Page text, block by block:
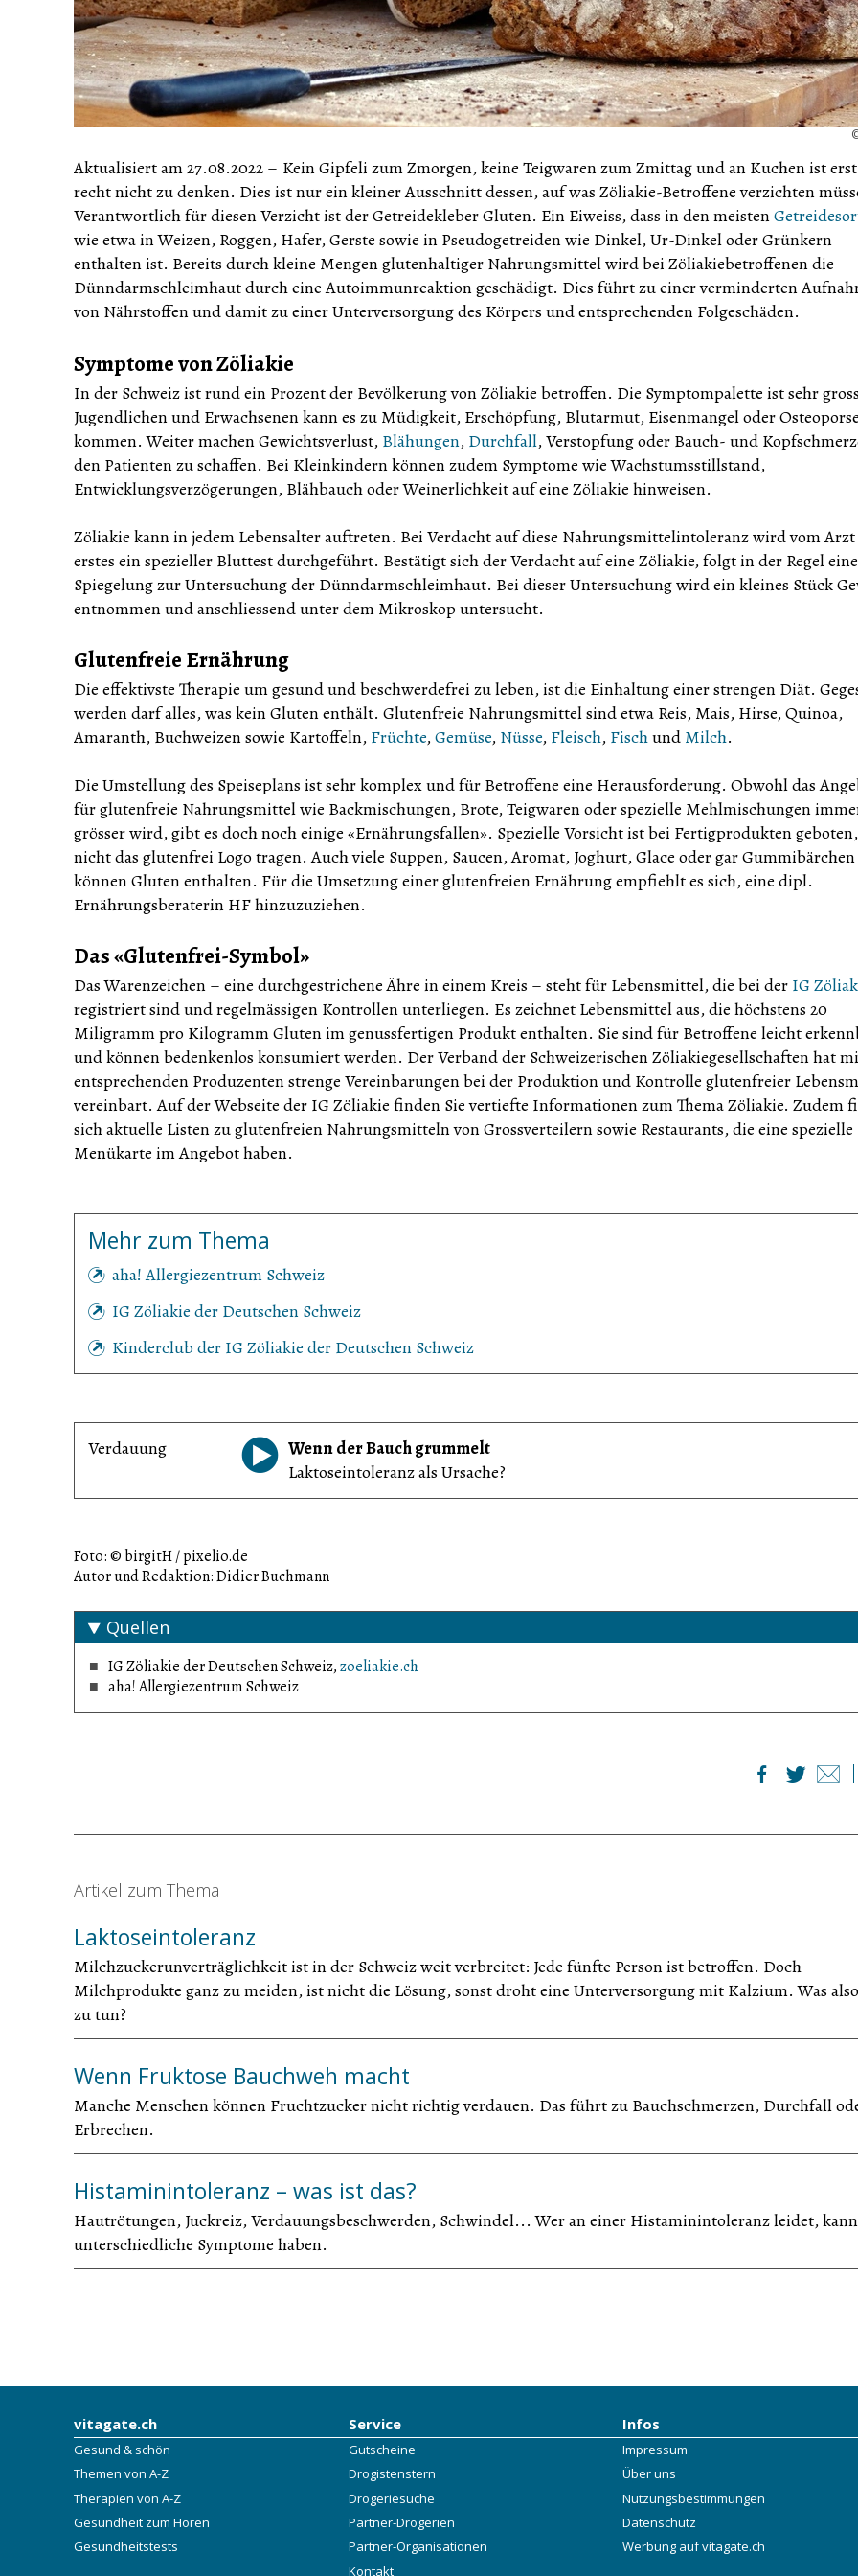
Aktualisiert am 27.08.2022 – Kein Gipfeli zum Zmorgen, keine Teigwaren zum Zmittag und an Kuchen ist erst
recht nicht zu denken. Dies ist nur ein kleiner Ausschnitt dessen, auf was Zöliakie-Betroffene verzichten
Verantwortlich für diesen Verzicht ist der Getreidekleber Gluten. Ein Eiweiss, dass in den meisten
wie etwa in Weizen, Roggen, Hafer, Gerste sowie in Pseudogetreiden wie Dinkel, Ur-Dinkel oder Grünkern
enthalten ist. Bereits durch kleine Mengen glutenhaltiger Nahrungsmittel wird bei Zöliakiebetroffenen die
Dünndarmschleimhaut durch eine Autoimmunreaktion geschädigt. Dies führt zu einer verminderten
von Nährstoffen und damit zu einer Unterversorgung des Körpers und entsprechenden Folgeschäden.
Symptome von Zöliakie
In der Schweiz ist rund ein Prozent der Bevölkerung von Zöliakie betroffen. Die Symptompalette ist sehr
Jugendlichen und Erwachsenen kann es zu Müdigkeit, Erschöpfung, Blutarmut, Eisenmangel oder Osteoporse
kommen. Weiter machen Gewichtsverlust, Blähungen, Durchfall, Verstopfung oder Bauch- und
den Patienten zu schaffen. Bei Kleinkindern können zudem Symptome wie Wachstumsstillstand,
Entwicklungsverzögerungen, Blähbauch oder Weinerlichkeit auf eine Zöliakie hinweisen.
Zöliakie kann in jedem Lebensalter auftreten. Bei Verdacht auf diese Nahrungsmittelintoleranz wird vom Arzt
erstes ein spezieller Bluttest durchgeführt. Bestätigt sich der Verdacht auf eine Zöliakie, folgt in der Regel eine
Spiegelung zur Untersuchung der Dünndarmschleimhaut. Bei dieser Untersuchung wird ein kleines Stück
entnommen und anschliessend unter dem Mikroskop untersucht.
Glutenfreie Ernährung
Die effektivste Therapie um gesund und beschwerdefrei zu leben, ist die Einhaltung einer strengen Diät.
werden darf alles, was kein Gluten enthält. Glutenfreie Nahrungsmittel sind etwa Reis, Mais, Hirse, Quinoa,
Amaranth, Buchweizen sowie Kartoffeln, Früchte,Gemüse, Nüsse, Fleisch, Fischund Milch.
Die Umstellung des Speiseplans ist sehr komplex und für Betroffene eine Herausforderung. Obwohl das
für glutenfreie Nahrungsmittel wie Backmischungen, Brote, Teigwaren oder spezielle Mehlmischungen
grösser wird, gibt es doch noch einige «Ernährungsfallen». Spezielle Vorsicht ist bei Fertigprodukten
nicht das glutenfrei Logo tragen. Auch viele Suppen, Saucen, Aromat, Joghurt, Glace oder gar Gummibärchen
können Gluten enthalten. Für die Umsetzung einer glutenfreien Ernährung empfiehlt es sich, eine dipl.
Ernährungsberaterin HF hinzuzuziehen.
Das «Glutenfrei-Symbol»
Das Warenzeichen – eine durchgestrichene Ähre in einem Kreis – steht für Lebensmittel, die bei der IG
registriert sind und regelmässigen Kontrollen unterliegen. Es zeichnet Lebensmittel aus, die höchstens 20
Miligramm pro Kilogramm Gluten im genussfertigen Produkt enthalten. Sie sind für Betroffene leicht
und können bedenkenlos konsumiert werden. Der Verband der Schweizerischen Zöliakiegesellschaften hat
entsprechenden Produzenten strenge Vereinbarungen bei der Produktion und Kontrolle glutenfreier
vereinbart. Auf der Webseite der IG Zöliakie finden Sie vertiefte Informationen zum Thema Zöliakie. Zudem
sich aktuelle Listen zu glutenfreien Nahrungsmitteln von Grossverteilern sowie Restaurants, die eine spezielle
Menükarte im Angebot haben.
Mehr zum Thema
aha! Allergiezentrum Schweiz
IG Zöliakie der Deutschen Schweiz
Kinderclub der IG Zöliakie der Deutschen Schweiz
Verdauung
Wenn der Bauch grummelt
Laktoseintoleranz als Ursache?
Foto: © birgitH / pixelio.de
Autor und Redaktion: Didier Buchmann
Quellen
IG Zöliakie der Deutschen Schweiz,zoeliakie.ch
aha! Allergiezentrum Schweiz
Artikel zum Thema
Laktoseintoleranz
Milchzuckerunverträglichkeit ist in der Schweiz weit verbreitet: Jede fünfte Person ist betroffen. Doch
Milchprodukte ganz zu meiden, ist nicht die Lösung, sonst droht eine Unterversorgung mit Kalzium. Was
zu tun?
Wenn Fruktose Bauchweh macht
Manche Menschen können Fruchtzucker nicht richtig verdauen. Das führt zu Bauchschmerzen, Durchfall
Erbrechen.
Histaminintoleranz – was ist das?
Hautrötungen, Juckreiz, Verdauungsbeschwerden, Schwindel... Wer an einer Histaminintoleranz leidet,
unterschiedliche Symptome haben.
vitagate.ch
Gesund & schön
Themen von A-Z
Therapien von A-Z
Gesundheit zum Hören
Gesundheitstests
Service
Gutscheine
Drogistenstern
Drogeriesuche
Partner-Drogerien
Partner-Organisationen
Kontakt
Infos
Impressum
Über uns
Nutzungsbestimmungen
Datenschutz
Werbung auf vitagate.ch